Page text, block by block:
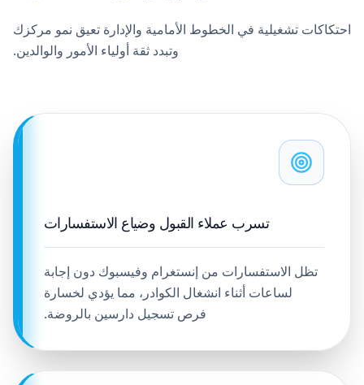
احتكاكات تشغيلية في الخطوط الأمامية والإدارة تعيق نمو مركزك
وتبدد ثقة أولياء الأمور والوالدين.
تسرب عملاء القبول وضياع الاستفسارات
تظل الاستفسارات من إنستغرام وفيسبوك دون إجابة
لساعات أثناء انشغال الكوادر، مما يؤدي لخسارة
فرص تسجيل دارسين بالروضة.